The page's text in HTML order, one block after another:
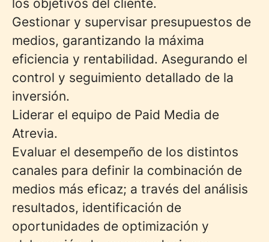
los objetivos del cliente.
Gestionar y supervisar presupuestos de
medios, garantizando la máxima
eficiencia y rentabilidad. Asegurando el
control y seguimiento detallado de la
inversión.
Liderar el equipo de Paid Media de
Atrevia.
Evaluar el desempeño de los distintos
canales para definir la combinación de
medios más eficaz; a través del análisis
resultados, identificación de
oportunidades de optimización y